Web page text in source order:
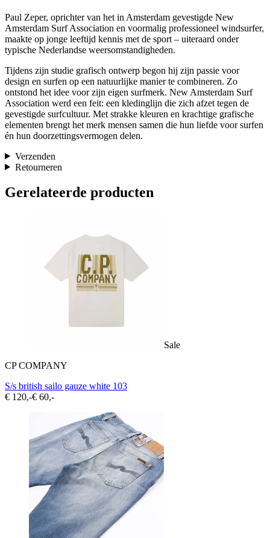
Paul Zeper, oprichter van het in Amsterdam gevestigde New
Amsterdam Surf Association en voormalig professioneel windsurfer,
maakte op jonge leeftijd kennis met de sport – uiteraard onder
typische Nederlandse weersomstandigheden.
Tijdens zijn studie grafisch ontwerp begon hij zijn passie voor
design en surfen op een natuurlijke manier te combineren. Zo
ontstond het idee voor zijn eigen surfmerk. New Amsterdam Surf
Association werd een feit: een kledinglijn die zich afzet tegen de
gevestigde surfcultuur. Met strakke kleuren en krachtige grafische
elementen brengt het merk mensen samen die hun liefde voor surfen
én hun doorzettingsvermogen delen.
Verzenden
Retourneren
Gerelateerde producten
Sale
CP COMPANY
S/s british sailo gauze white 103
€ 120,-€ 60,-